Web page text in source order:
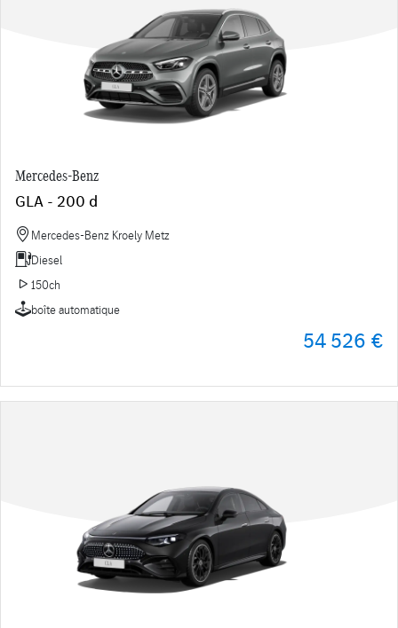
Mercedes-Benz
GLA - 200 d
Mercedes-Benz Kroely Metz
Diesel
150ch
boîte automatique
54 526 €